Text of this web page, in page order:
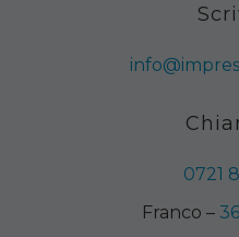
0721
Franco –